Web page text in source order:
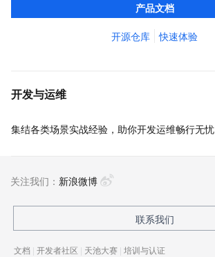
产品文档
开源仓库 快速体验
开发与运维
集结各类场景实战经验，助你开发运维畅行无忧
关注我们： 新浪微博
联系我们
文档 | 开发者社区 | 天池大赛 | 培训与认证